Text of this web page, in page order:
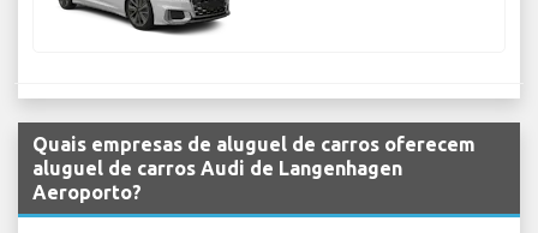
Quais empresas de aluguel de carros oferecem
aluguel de carros Audi de Langenhagen
Aeroporto?